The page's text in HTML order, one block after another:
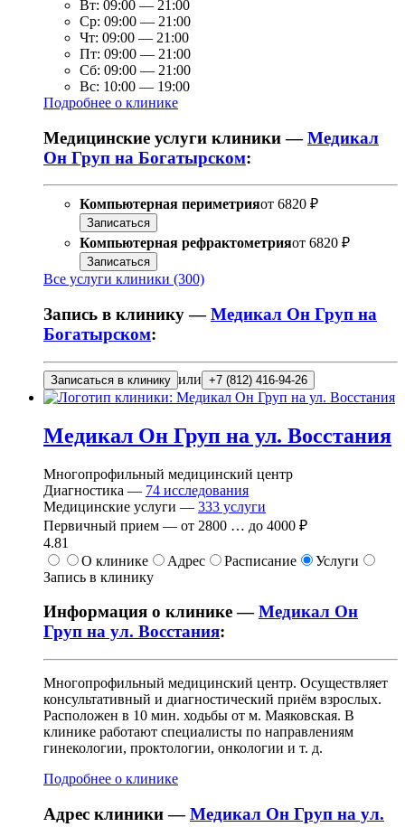
Вт: 09:00 — 21:00
Ср: 09:00 — 21:00
Чт: 09:00 — 21:00
Пт: 09:00 — 21:00
Сб: 09:00 — 21:00
Вс: 10:00 — 19:00
Подробнее о клинике
Медицинские услуги клиники —Медикал
Он Груп на Богатырском:
Компьютерная периметрияот 6820 ₽
Записаться
Компьютерная рефрактометрияот 6820 ₽
Записаться
Все услуги клиники (300)
Запись в клинику —Медикал Он Груп на
Богатырском:
Записаться в клинику или +7 (812) 416-94-26
Медикал Он Груп на ул. Восстания
Многопрофильный медицинский центр
Диагностика — 74 исследования
Медицинские услуги — 333 услуги
Первичный прием — от 2800 … до 4000 ₽
4.81
О клинике
Адрес Расписание
Услуги
Запись в клинику
Информация о клинике —Медикал Он
Груп на ул. Восстания:
Многопрофильный медицинский центр. Осуществляет
консультативный и диагностический приём взрослых.
Расположен в 10 мин. ходьбы от м. Маяковская. В
клинике работают специалисты по направлениям
гинекологии, проктологии, онкологии и т. д.
Подробнее о клинике
Адрес клиники —Медикал Он Груп на ул.